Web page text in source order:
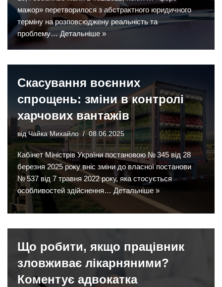
мажор» перетворилося з абстрактного юридичного
терміну на розповсюджену реальність та
проблему… Детальніше »
Скасування воєнних
спрощень: зміни в контролі
харчових вантажів
від Чайка Михайло 08.06.2025
Кабінет Міністрів України постановою № 345 від 28
березня 2025 року вніс зміни до власної постанови
№ 537 від 7 травня 2022 року, яка стосується
особливостей здійснення… Детальніше »
Що робити, якщо працівник
зловживає лікарняними?
Коментує адвокатка